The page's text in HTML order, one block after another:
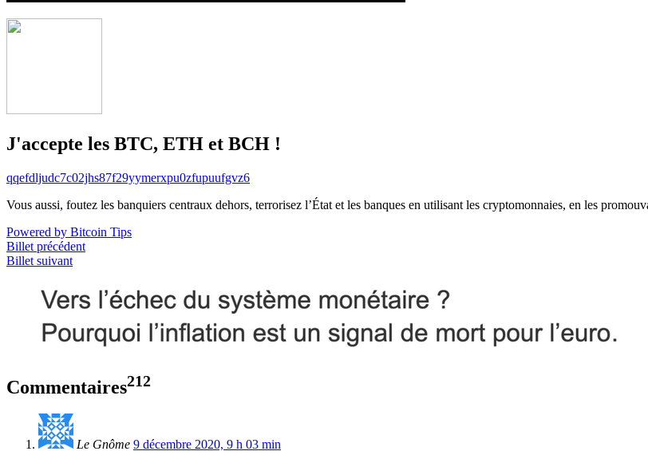
J'accepte les BTC, ETH et BCH !
qqefdljudc7c02jhs87f29yymerxpu0zfupuufgvz6
Vous aussi, foutez les banquiers centraux dehors, terrorisez l’État et les banques en utilisant les cryptomonnaies, en les
Powered by Bitcoin Tips
Billet précédent
Billet suivant
Commentaires212
Le Gnôme 9 décembre 2020, 9 h 03 min